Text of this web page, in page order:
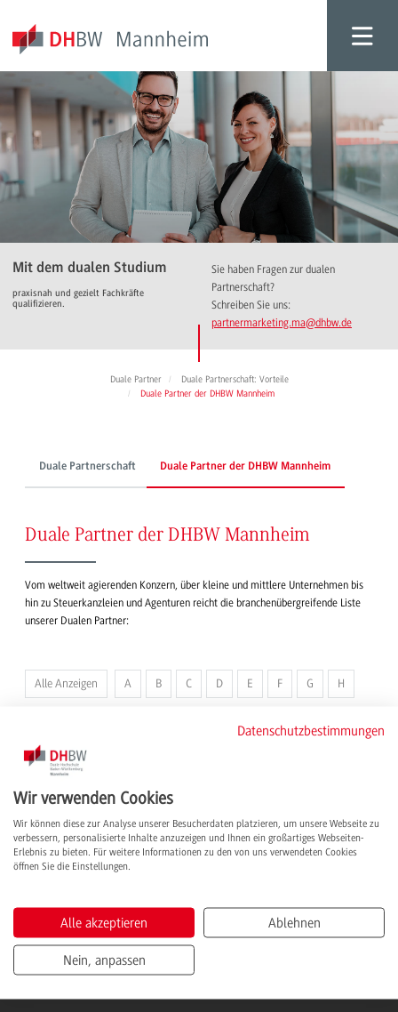
Mit dem dualen Studium
praxisnah und gezielt Fachkräfte
qualifizieren.
Sie haben Fragen zur dualen
Partnerschaft?
Schreiben Sie uns:
partnermarketing.ma@dhbw.de
Duale Partner
Duale Partnerschaft: Vorteile
Duale Partner der DHBW Mannheim
Duale Partnerschaft Duale Partner der DHBW Mannheim
Duale Partner der DHBW Mannheim
Vom weltweit agierenden Konzern, über kleine und mittlere Unternehmen bis
hin zu Steuerkanzleien und Agenturen reicht die branchenübergreifende Liste
unserer Dualen Partner:
Alle Anzeigen A B C D E F G H
T U
Name Standort
Qlar Europe GmbH Darmstadt
Datenschutzbestimmungen
Wir verwenden Cookies
Wir können diese zur Analyse unserer Besucherdaten platzieren, um unsere Webseite zu
verbessern, personalisierte Inhalte anzuzeigen und Ihnen ein großartiges Webseiten-
Erlebnis zu bieten. Für weitere Informationen zu den von uns verwendeten Cookies
öffnen Sie die Einstellungen.
Alle akzeptieren Ablehnen
Nein, anpassen